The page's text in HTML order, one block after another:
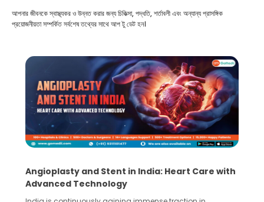
আপনার জীবনকে স্বাস্থ্যকর ও উন্নত করার জন্য চিকিত্সা, পদ্ধতি, শর্তাবলী এবং অন্যান্য প্রাসঙ্গিক
প্রয়োজনীয়তা সম্পর্কিত সর্বশেষ তথ্যের সাথে আপ টু ডেট হন।
Angioplasty and Stent in India: Heart Care with
Advanced Technology